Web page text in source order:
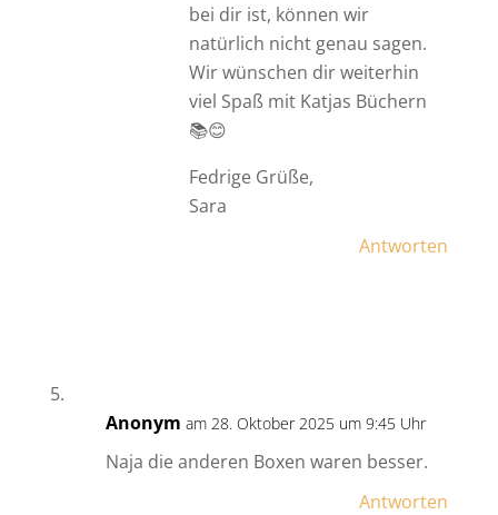
bei dir ist, können wir
natürlich nicht genau sagen.
Wir wünschen dir weiterhin
viel Spaß mit Katjas Büchern
📚😊
Fedrige Grüße,
Sara
Antworten
Anonym am 28. Oktober 2025 um 9:45 Uhr
Naja die anderen Boxen waren besser.
Antworten